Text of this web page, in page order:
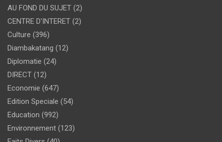
AU FOND DU SUJET (2)
CENTRE D'INTERET (2)
Culture (396)
Diambakatang (12)
Diplomatie (24)
DIRECT (12)
Economie (647)
Edition Speciale (54)
Education (992)
Environnement (123)